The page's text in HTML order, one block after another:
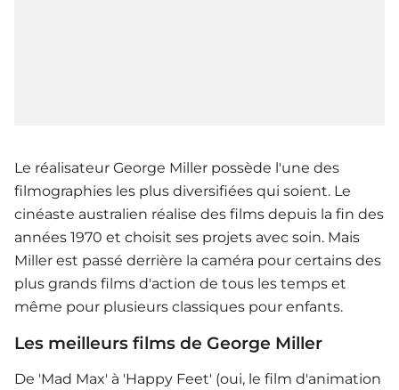
Le réalisateur George Miller possède l'une des
filmographies les plus diversifiées qui soient. Le
cinéaste australien réalise des films depuis la fin des
années 1970 et choisit ses projets avec soin. Mais
Miller est passé derrière la caméra pour certains des
plus grands films d'action de tous les temps et
même pour plusieurs classiques pour enfants.
Les meilleurs films de George Miller
De 'Mad Max' à 'Happy Feet' (oui, le film d'animation